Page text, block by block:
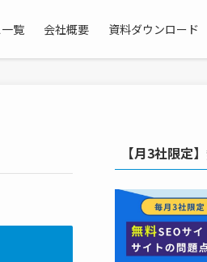
覧 会社概要 資料ダウンロード
【月3社限定